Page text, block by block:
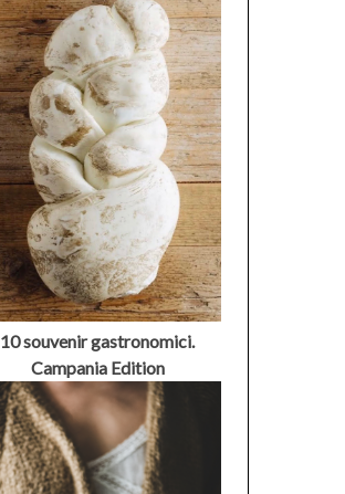
10 souvenir gastronomici.
Campania Edition